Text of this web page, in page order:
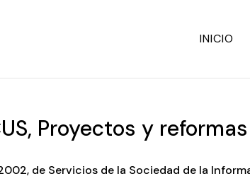
INICIO
Proyectos y reformas
de Servicios de la Sociedad de la